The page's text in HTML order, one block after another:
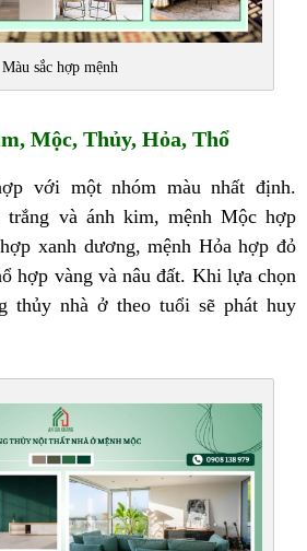
Màu sắc hợp mệnh
Mộc, Thủy, Hỏa, Thổ
với một nhóm màu nhất định.
và ánh kim, mệnh Mộc hợp
xanh dương, mệnh Hỏa hợp đỏ
hợp vàng và nâu đất. Khi lựa chọn
thủy nhà ở theo tuổi sẽ phát huy